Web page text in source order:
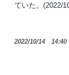
ていた。
2022/10/14 14:40